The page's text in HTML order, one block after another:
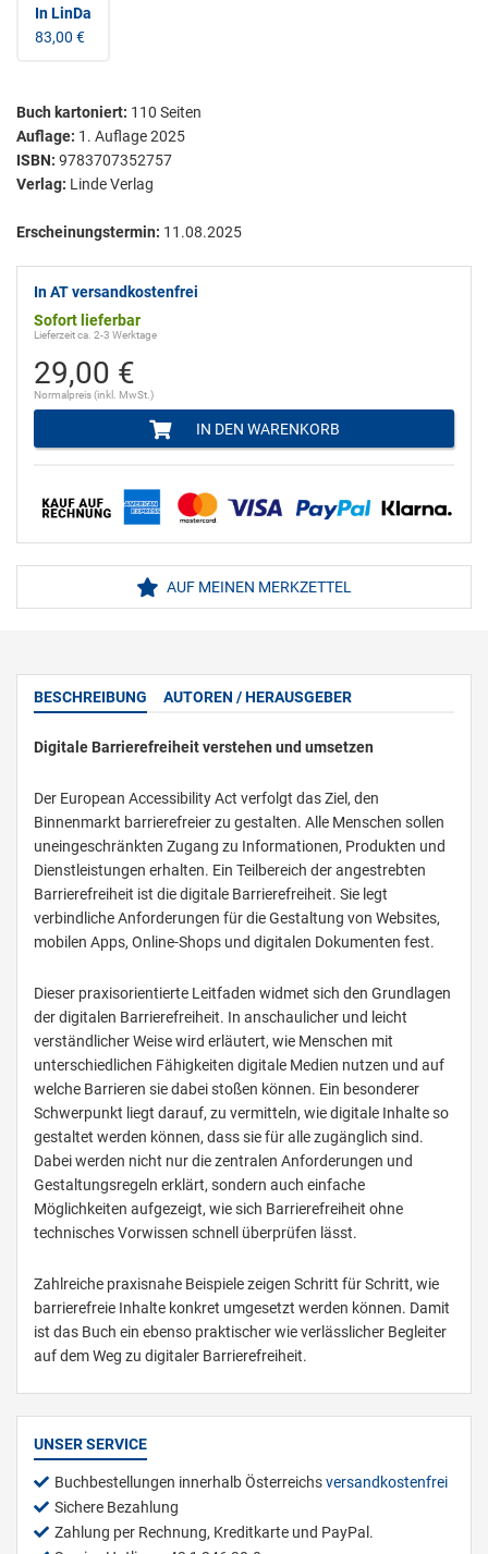
In LinDa
83,00 €
Buch kartoniert: 110 Seiten
Auflage: 1. Auflage 2025
ISBN: 9783707352757
Verlag: Linde Verlag
Erscheinungstermin: 11.08.2025
In AT versandkostenfrei
Sofort lieferbar
Lieferzeit ca. 2-3 Werktage
29,00 €
Normalpreis (inkl. MwSt.)
IN DEN WARENKORB
AUF MEINEN MERKZETTEL
BESCHREIBUNG AUTOREN / HERAUSGEBER
Digitale Barrierefreiheit verstehen und umsetzen
Der European Accessibility Act verfolgt das Ziel, den
Binnenmarkt barrierefreier zu gestalten. Alle Menschen sollen
uneingeschränkten Zugang zu Informationen, Produkten und
Dienstleistungen erhalten. Ein Teilbereich der angestrebten
Barrierefreiheit ist die digitale Barrierefreiheit. Sie legt
verbindliche Anforderungen für die Gestaltung von Websites,
mobilen Apps, Online-Shops und digitalen Dokumenten fest.
Dieser praxisorientierte Leitfaden widmet sich den Grundlagen
der digitalen Barrierefreiheit. In anschaulicher und leicht
verständlicher Weise wird erläutert, wie Menschen mit
unterschiedlichen Fähigkeiten digitale Medien nutzen und auf
welche Barrieren sie dabei stoßen können. Ein besonderer
Schwerpunkt liegt darauf, zu vermitteln, wie digitale Inhalte so
gestaltet werden können, dass sie für alle zugänglich sind.
Dabei werden nicht nur die zentralen Anforderungen und
Gestaltungsregeln erklärt, sondern auch einfache
Möglichkeiten aufgezeigt, wie sich Barrierefreiheit ohne
technisches Vorwissen schnell überprüfen lässt.
Zahlreiche praxisnahe Beispiele zeigen Schritt für Schritt, wie
barrierefreie Inhalte konkret umgesetzt werden können. Damit
ist das Buch ein ebenso praktischer wie verlässlicher Begleiter
auf dem Weg zu digitaler Barrierefreiheit.
UNSER SERVICE
Buchbestellungen innerhalb Österreichsversandkostenfrei
Sichere Bezahlung
Zahlung per Rechnung, Kreditkarte und PayPal.